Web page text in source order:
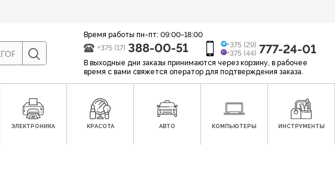
Время работы пн-пт: 09:00-18:00
+375 (17) 388-00-51
+375 (29)
+375 (44) 777-24-01
В выходные дни заказы принимаются через корзину, в рабочее
время с вами свяжется оператор для подтверждения заказа.
ЭЛЕКТРОНИКА КРАСОТА АВТО КОМПЬЮТЕРЫ ИНСТРУМЕНТЫ